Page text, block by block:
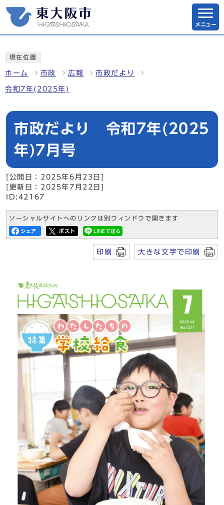
メニュー
現在位置
ホーム 市政 広報 市政だより
令和7年(2025年)
市政だより 令和7年(2025
年)7月号
[公開日：2025年6月23日]
[更新日：2025年7月22日]
ID:42167
ソーシャルサイトへのリンクは別ウィンドウで開きます
印刷 大きな文字で印刷